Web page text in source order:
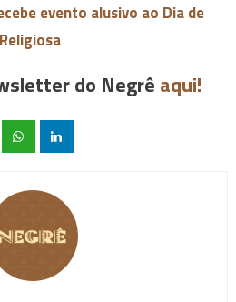
evento alusivo ao Dia de
do Negrê aqui!